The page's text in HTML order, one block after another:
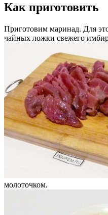
Как приготовить
Приготовим маринад. Для
чайных ложки свежего
молоточком.